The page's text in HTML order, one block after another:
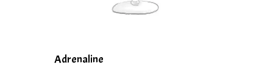
Adrenaline